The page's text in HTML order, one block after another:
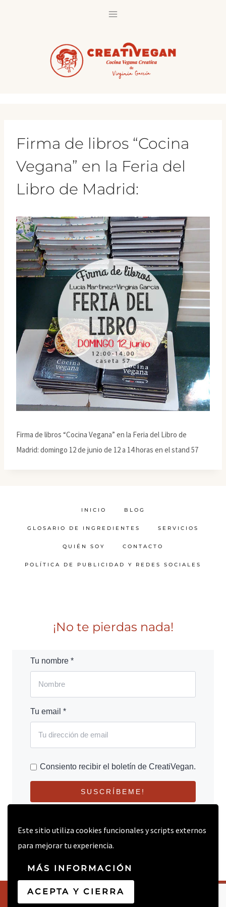
Este sitio utiliza cookies funcionales y scripts externos
para mejorar tu experiencia.
MÁS INFORMACIÓN
ACEPTA Y CIERRA
Firma de libros “Cocina
Vegana” en la Feria del
Libro de Madrid:
Firma de libros “Cocina Vegana” en la Feria del Libro de
Madrid: domingo 12 de junio de 12 a 14 horas en el stand 57
INICIO BLOG
GLOSARIO DE INGREDIENTES SERVICIOS
QUIÉN SOY CONTACTO
POLÍTICA DE PUBLICIDAD Y REDES SOCIALES
¡No te pierdas nada!
Tu nombre *
Tu email *
Consiento recibir el boletín de CreatiVegan.
SUSCRÍBEME!
© 2026 CREATIVEGAN.NET